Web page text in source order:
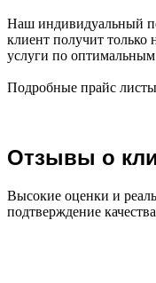
Наш индивидуальный
клиент получит
услуги по
Подробные прайс
Отзывы о
Высокие оценки и
подтверждение